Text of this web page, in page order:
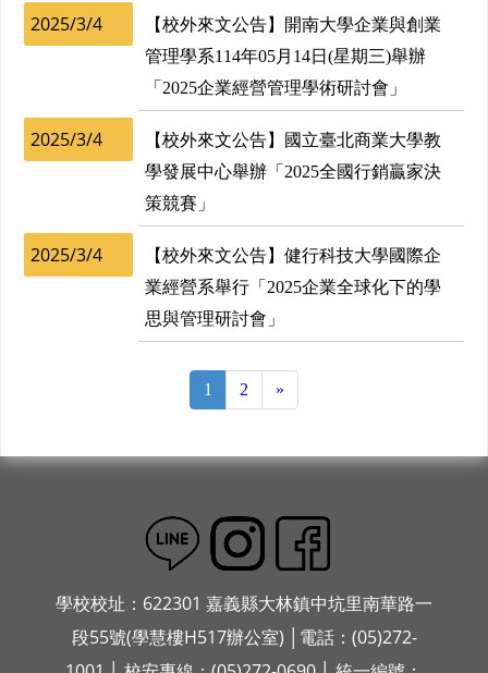
2025/3/4
【校外來文公告】開南大學企業與創業
管理學系114年05月14日(星期三)舉辦
「2025企業經營管理學術研討會」
2025/3/4
【校外來文公告】國立臺北商業大學教
學發展中心舉辦「2025全國行銷贏家決
策競賽」
2025/3/4
【校外來文公告】健行科技大學國際企
業經營系舉行「2025企業全球化下的學
思與管理研討會」
1 2 »
學校校址：622301 嘉義縣大林鎮中坑里南華路一
段55號(學慧樓H517辦公室) │電話：(05)272-